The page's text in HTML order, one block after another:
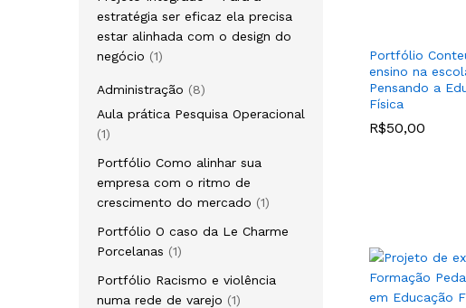
Portfólio
ensino na
Pensando a
Física
R$50,00
R$50,00
estratégia ser eficaz ela precisa
estar alinhada com o design do
negócio
1
Administração
8
Aula prática Pesquisa Operacional
1
Portfólio Como alinhar sua
empresa com o ritmo de
crescimento do mercado
1
Portfólio O caso da Le Charme
Porcelanas
1
Portfólio Racismo e violência
numa rede de varejo
1